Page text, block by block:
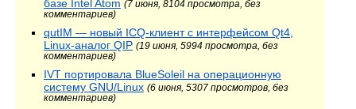
базе Intel Atom (7 июня, 8104 просмотра, без
комментариев)
qutIM — новый ICQ-клиент с интерфейсом Qt4,
Linux-аналог QIP (19 июня, 5994 просмотра, без
комментариев)
IVT портировала BlueSoleil на операционную
систему GNU/Linux (6 июня, 5307 просмотров, без
комментариев)